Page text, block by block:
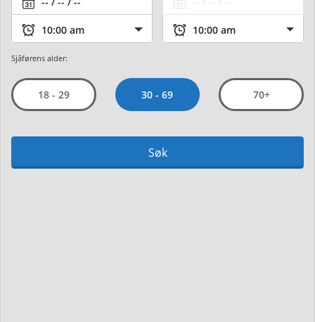
Sjåførens alder:
18 - 29 30 - 69 70+
Søk